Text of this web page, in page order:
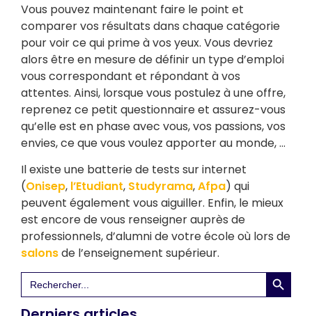
Vous pouvez maintenant faire le point et
comparer vos résultats dans chaque catégorie
pour voir ce qui prime à vos yeux. Vous devriez
alors être en mesure de définir un type d’emploi
vous correspondant et répondant à vos
attentes. Ainsi, lorsque vous postulez à une offre,
reprenez ce petit questionnaire et assurez-vous
qu’elle est en phase avec vous, vos passions, vos
envies, ce que vous voulez apporter au monde, …
Il existe une batterie de tests sur internet
(Onisep, l’Etudiant, Studyrama,Afpa) qui
peuvent également vous aiguiller. Enfin, le mieux
est encore de vous renseigner auprès de
professionnels, d’alumni de votre école où lors de
salonsde l’enseignement supérieur.
Search
for:
Search